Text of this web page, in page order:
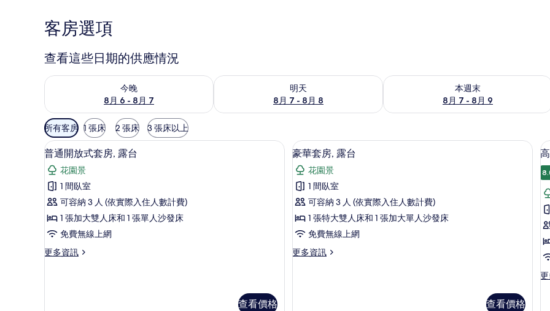
客房選項
查看這些日期的供應情況
今晚
8月 6 - 8月 7
查看今晚 (8月 6 - 8月 7) 的供應情況
明天
8月 7 - 8月 8
查看明天 (8月 7 - 8月 8) 的供應情況
本週末
8月 7 - 8月 9
查看本週末 (8月 7 - 8月 9) 的供應情況
可
用
的
客
房
篩
選
條
件
所有客房 1 張床 2 張床 3 張床以上
顯
示
普
通
開
放
套
普通開放式套房, 露台 | 高級寢具、舒適加層、客房內保險箱、熨斗/熨衣板
9
普通開放式套房, 露台
花園景
1 間臥室
可容納 3 人 (依實際入住人數計費)
1 張加大雙人床和 1 張單人沙發床
免費無線上網
更多資訊
更
查看價格
顯
示
豪
華
套
房,
台
豪華套房, 露台 | 高級寢具、舒適加層
10
豪華套房, 露台
花園景
1 間臥室
可容納 3 人 (依實際入住人數計費)
1 張特大雙人床和 1 張加大單人沙發床
免費無線上網
更多資訊
更
查看價格
3
更